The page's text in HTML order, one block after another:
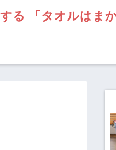
る 「タオルはま